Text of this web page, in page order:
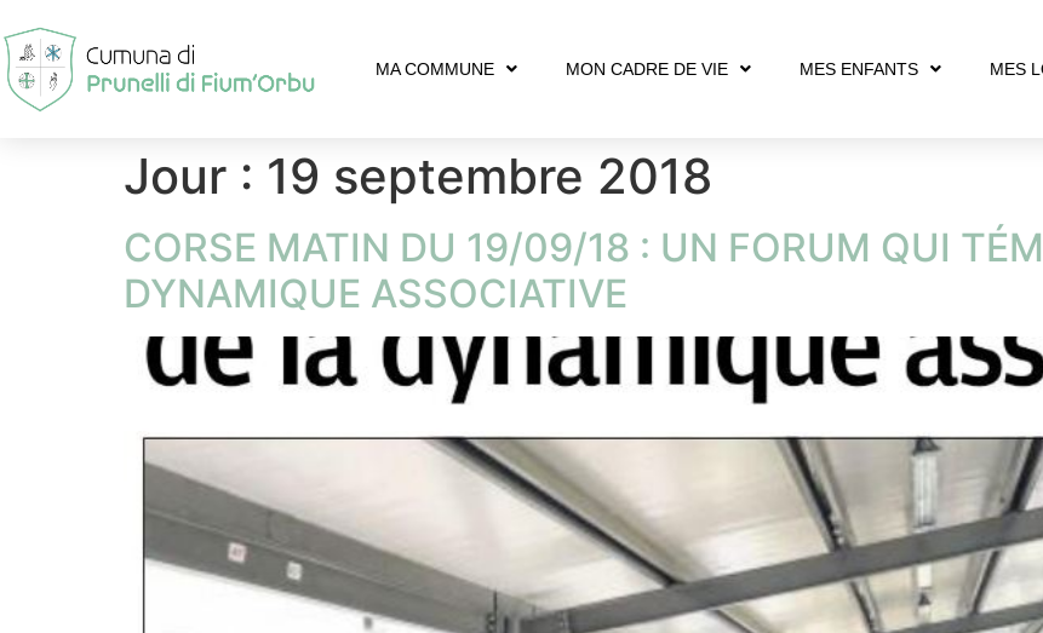
MA COMMUNE MON CADRE DE VIE MES ENFANTS MES
Jour : 19 septembre 2018
CORSE MATIN DU 19/09/18 : UN FORUM QUI
DYNAMIQUE ASSOCIATIVE